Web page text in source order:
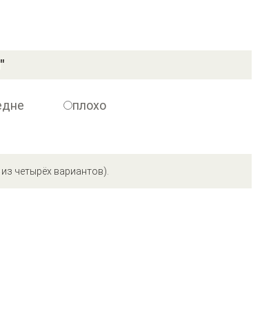
плохо
четырёх вариантов).